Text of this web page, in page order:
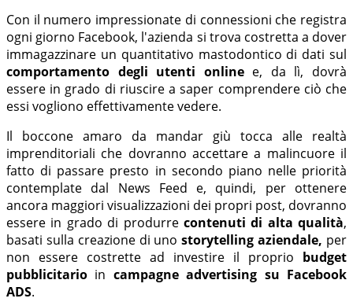
Con il numero impressionate di connessioni che registra
ogni giorno Facebook, l'azienda si trova costretta a dover
immagazzinare un quantitativo mastodontico di dati sul
comportamento degli utenti onlinee, da lì, dovrà
essere in grado di riuscire a saper comprendere ciò che
essi vogliono effettivamente vedere.
Il boccone amaro da mandar giù tocca alle realtà
imprenditoriali che dovranno accettare a malincuore il
fatto di passare presto in secondo piano nelle priorità
contemplate dal News Feed e, quindi, per ottenere
ancora maggiori visualizzazioni dei propri post, dovranno
essere in grado di produrre contenuti di alta qualità,
basati sulla creazione di uno storytelling aziendale, per
non essere costrette ad investire il proprio budget
pubblicitario in campagne advertising su Facebook
ADS.